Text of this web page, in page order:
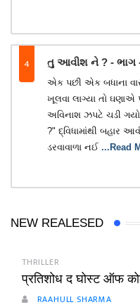
4 તુ આવીશ ને ? - ભાગ
​એક પછી એક બધાના
ખૂલવા લાગ્યા તો ઘણાએ
અવિનાશ ઝપટે ચડી
?" દ્વિધામાંથી બહાર
ડરવાવાળા નઈ ...Read
NEW REALESED
THRILLER
प्रतिशोध द घोस्ट ऑफ
RAAHULL SHARMA